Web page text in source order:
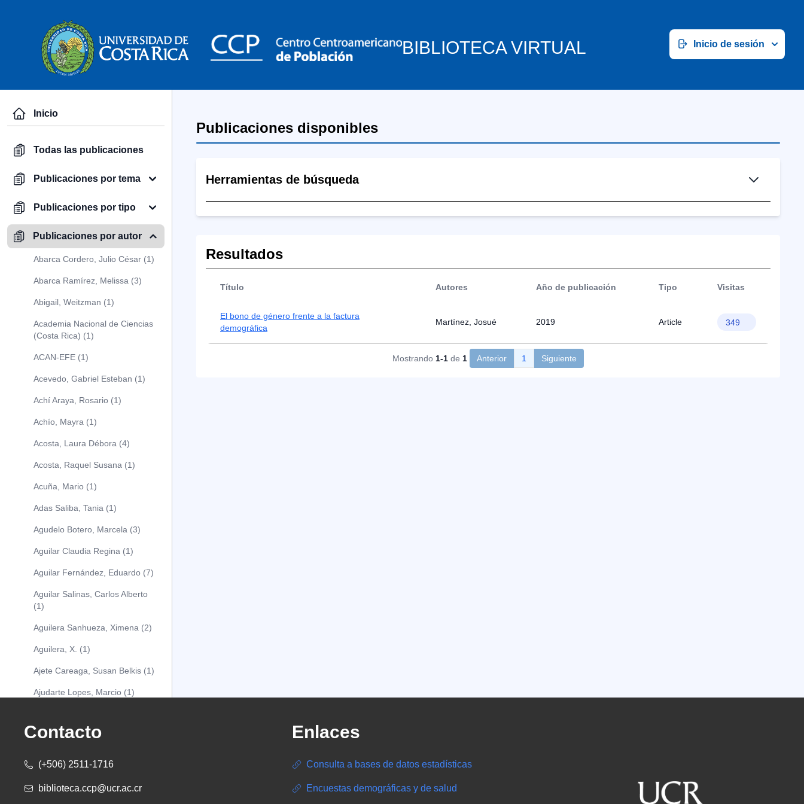
BIBLIOTECA VIRTUAL Inicio de sesión
Inicio
Todas las publicaciones
Publicaciones por tema
Publicaciones por tipo
Publicaciones por autor
Abarca Cordero, Julio César (1)
Abarca Ramírez, Melissa (3)
Abigail, Weitzman (1)
Academia Nacional de Ciencias
(Costa Rica) (1)
ACAN-EFE (1)
Acevedo, Gabriel Esteban (1)
Achí Araya, Rosario (1)
Achío, Mayra (1)
Acosta, Laura Débora (4)
Acosta, Raquel Susana (1)
Acuña, Mario (1)
Adas Saliba, Tania (1)
Agudelo Botero, Marcela (3)
Aguilar Claudia Regina (1)
Aguilar Fernández, Eduardo (7)
Aguilar Salinas, Carlos Alberto
(1)
Aguilera Sanhueza, Ximena (2)
Aguilera, X. (1)
Ajete Careaga, Susan Belkis (1)
Ajudarte Lopes, Marcio (1)
(1)
Albareda Tiana (1)
Alcócer Alfaro, Diana (1)
Publicaciones disponibles
Herramientas de búsqueda
Resultados
Título Autores Año de publicación Tipo Visitas
El bono de género frente a la factura
demográfica
Martínez, Josué 2019 Article 349
Mostrando 1-1 de 1 Anterior 1 Siguiente
Contacto
(+506) 2511-1716
biblioteca.ccp@ucr.ac.cr
Enlaces
Consulta a bases de datos estadísticas
Encuestas demográficas y de salud